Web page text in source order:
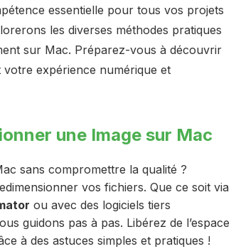
essentielle pour tous vos projets
les diverses méthodes pratiques
sur Mac. Préparez-vous à découvrir
expérience numérique et
une Image sur Mac
sans compromettre la qualité ?
vos fichiers. Que ce soit via
ou avec des logiciels tiers
guidons pas à pas. Libérez de l’espace
à des astuces simples et pratiques !